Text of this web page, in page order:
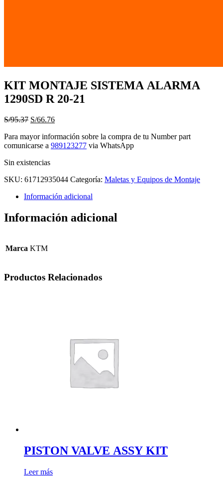
KIT MONTAJE SISTEMA ALARMA
1290SD R 20-21
S/95.37 El
original
era:
S/66.76El
actual
es:
Para mayor información sobre la compra de tu Number part
comunicarse a 989123277 via WhatsApp
Sin existencias
SKU: 61712935044 Categoría: Maletas y Equipos de Montaje
Información adicional
Información adicional
Marca KTM
Productos Relacionados
PISTON VALVE ASSY KIT
Leer más